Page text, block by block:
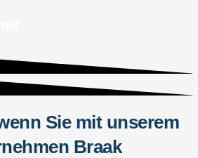
Sie mit unserem
Braak